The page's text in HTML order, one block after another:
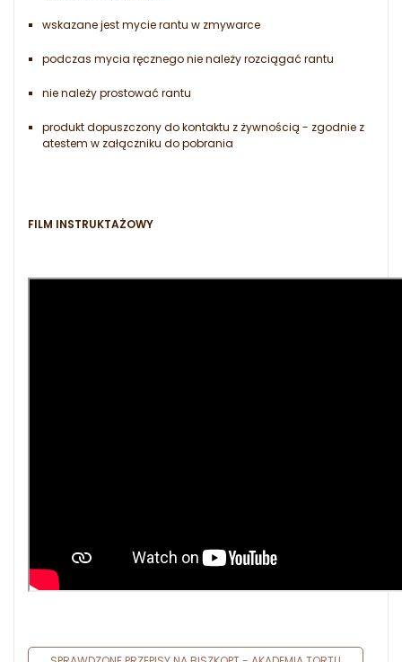
wskazane jest mycie rantu w zmywarce
podczas mycia ręcznego nie należy rozciągać rantu
nie należy prostować rantu
produkt dopuszczony do kontaktu z żywnością - zgodnie z
atestem w załączniku do pobrania
FILM INSTRUKTAŻOWY